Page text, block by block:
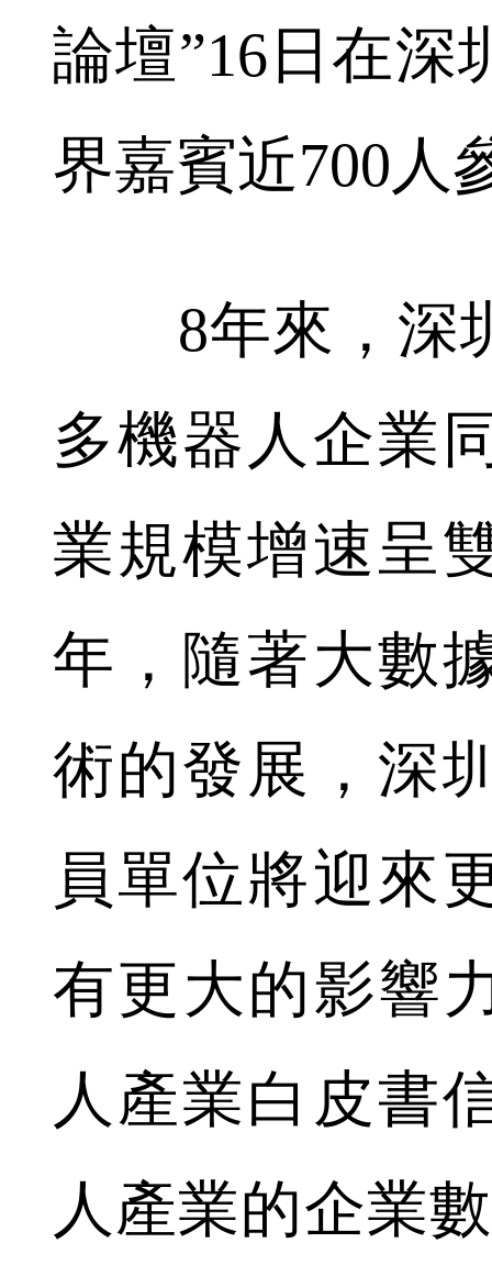
論壇”16日在深
界嘉賓近700人
8年來，深
多機器人企業
業規模增速呈
年，隨著大數
術的發展，深
員單位將迎來
有更大的影響
人產業白皮書
人產業的企業